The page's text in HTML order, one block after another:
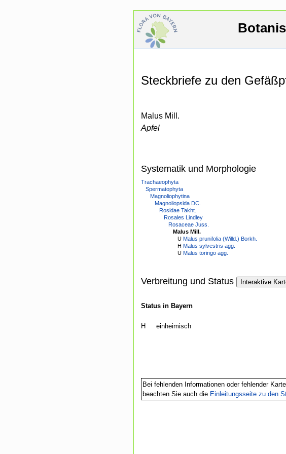
Steckbriefe zu den
Malus Mill.
Apfel
Systematik und Morphologie
Trachaeophyta
Spermatophyta
Magnoliophytina
Magnoliopsida DC.
Rosidae Takht.
Rosales Lindley
Rosaceae Juss.
Malus Mill.
U Malus prunifolia (Willd.) Borkh.
H Malus sylvestris agg.
U Malus toringo agg.
Verbreitung und Status Interaktive
Status in Bayern
H einheimisch
Bei fehlenden Informationen oder fehlender
beachten Sie auch die Einleitungsseite zu den